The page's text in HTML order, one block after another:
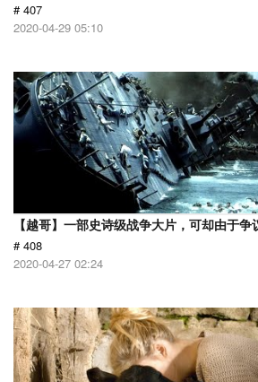
# 407
2020-04-29 05:10
【越哥】一部史诗级战争大片，可却由于争
# 408
2020-04-27 02:24